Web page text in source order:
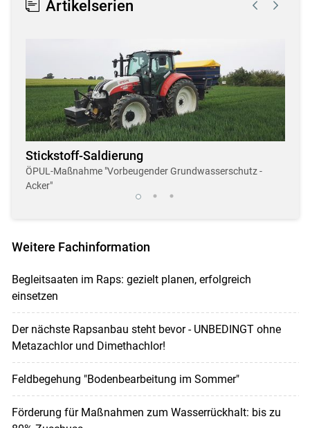
Artikelserien
Stickstoff-Saldierung
ÖPUL-Maßnahme "Vorbeugender Grundwasserschutz -
Acker"
Weitere Fachinformation
Begleitsaaten im Raps: gezielt planen, erfolgreich
einsetzen
Der nächste Rapsanbau steht bevor - UNBEDINGT ohne
Metazachlor und Dimethachlor!
Feldbegehung "Bodenbearbeitung im Sommer"
Förderung für Maßnahmen zum Wasserrückhalt: bis zu